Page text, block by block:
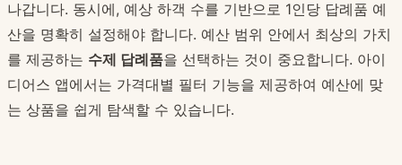
나갑니다. 동시에, 예상 하객 수를 기반으로 1인당 답례품 예
산을 명확히 설정해야 합니다. 예산 범위 안에서 최상의 가치
를 제공하는 수제 답례품을 선택하는 것이 중요합니다. 아이
디어스 앱에서는 가격대별 필터 기능을 제공하여 예산에 맞
는 상품을 쉽게 탐색할 수 있습니다.